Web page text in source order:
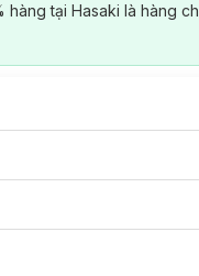
tại Hasaki là hàng